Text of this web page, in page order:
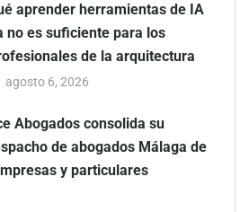
aprender herramientas de IA
no es suficiente para los
de la arquitectura
agosto 6, 2026
Abogados consolida su
de abogados Málaga de
y particulares